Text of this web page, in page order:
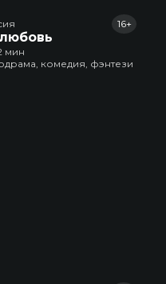
16+
мин
комедия, фэнтези